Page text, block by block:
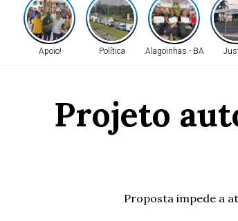
Apoio! Política Alagoinhas - BA
Projeto
Proposta impede a